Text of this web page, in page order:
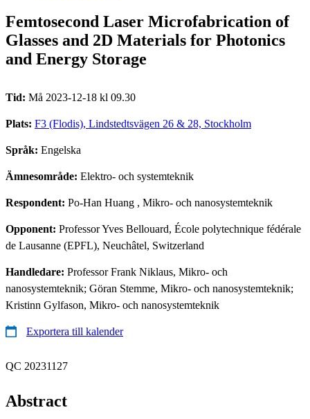
Femtosecond Laser Microfabrication of
Glasses and 2D Materials for Photonics
and Energy Storage
Tid: Må 2023-12-18 kl 09.30
Plats: F3 (Flodis), Lindstedtsvägen 26 & 28, Stockholm
Språk: Engelska
Ämnesområde: Elektro- och systemteknik
Respondent: Po-Han Huang , Mikro- och nanosystemteknik
Opponent: Professor Yves Bellouard, École polytechnique fédérale
de Lausanne (EPFL), Neuchâtel, Switzerland
Handledare: Professor Frank Niklaus, Mikro- och
nanosystemteknik; Göran Stemme, Mikro- och nanosystemteknik;
Kristinn Gylfason, Mikro- och nanosystemteknik
Exportera till kalender
QC 20231127
Abstract